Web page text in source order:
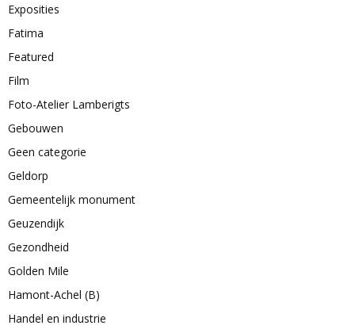
Exposities
Fatima
Featured
Film
Foto-Atelier Lamberigts
Gebouwen
Geen categorie
Geldorp
Gemeentelijk monument
Geuzendijk
Gezondheid
Golden Mile
Hamont-Achel (B)
Handel en industrie